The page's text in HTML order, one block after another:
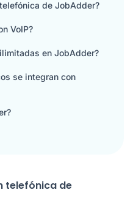
de JobAdder?
VoIP?
en JobAdder?
se integran con
telefónica de